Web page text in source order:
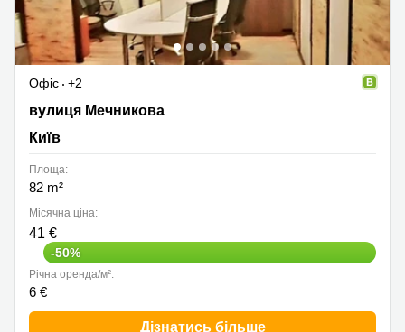
Офіс
+2
вулиця Мечникова, Київ
вулиця Мечникова
Київ
Площа:
82 m²
Місячна ціна:
41 €
-50%
Річна оренда/м²:
6 €
Дізнатись більше